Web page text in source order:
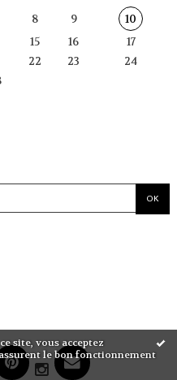
site, vous acceptez
le bon fonctionnement
8 9
10
15 16
17
22 23
24